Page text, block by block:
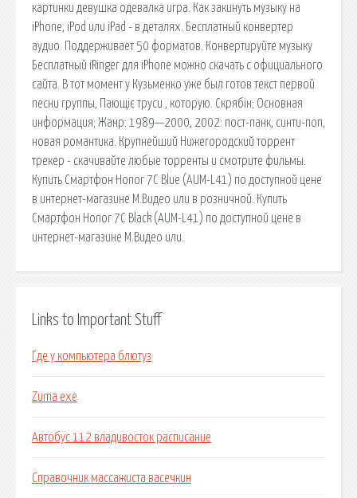
картинки девушка одевалка игра. Как закинуть музыку на
iPhone, iPod или iPad - в деталях. Бесплатный конвертер
аудио. Поддерживает 50 форматов. Конвертируйте музыку
Бесплатный iRinger для iPhone можно скачать с официального
сайта. В тот момент у Кузьменко уже был готов текст первой
песни группы, Пающіє труси , которую. Скрябін; Основная
информация; Жанр: 1989—2000, 2002: пост-панк, синти-поп,
новая романтика. Крупнейший Нижегородский торрент
трекер - скачивайте любые торренты и смотрите фильмы.
Купить Смартфон Honor 7C Blue (AUM-L41) по доступной цене
в интернет-магазине М.Видео или в розничной. Купить
Смартфон Honor 7C Black (AUM-L41) по доступной цене в
интернет-магазине М.Видео или.
Links to Important Stuff
Где у компьютера блютуз
Zuma exe
Автобус 112 владивосток расписание
Справочник массажиста васечкин